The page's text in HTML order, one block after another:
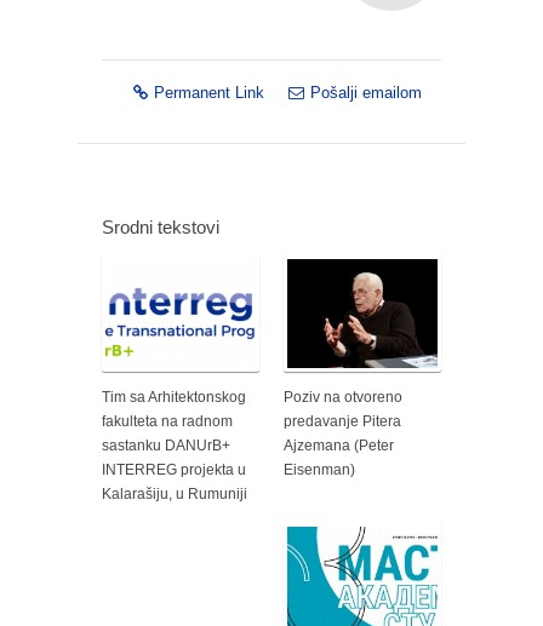
Permanent Link Pošalji emailom
Srodni tekstovi
Tim sa Arhitektonskog
fakulteta na radnom
sastanku DANUrB+
INTERREG projekta u
Kalarašiju, u Rumuniji
Poziv na otvoreno
predavanje Pitera
Ajzemana (Peter
Eisenman)